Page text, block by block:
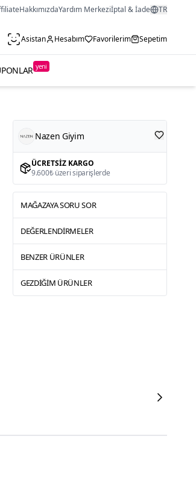
HakkımızdaYardım Merkeziİptal & İade TR
Asistan Hesabım Favorilerim Sepetim
yeni
Nazen Giyim
ÜCRETSIZ KARGO
9.600₺ üzeri siparişlerde
MAĞAZAYA SORU SOR
DEĞERLENDIRMELER
BENZER ÜRÜNLER
GEZDIĞIM ÜRÜNLER